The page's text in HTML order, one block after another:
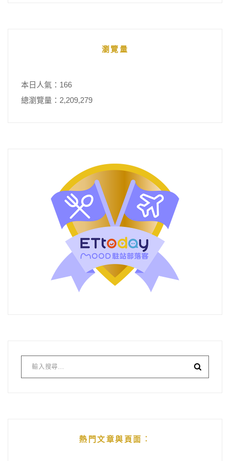
瀏覽量
本日人氣：166
總瀏覽量：2,209,279
熱門文章與頁面︰